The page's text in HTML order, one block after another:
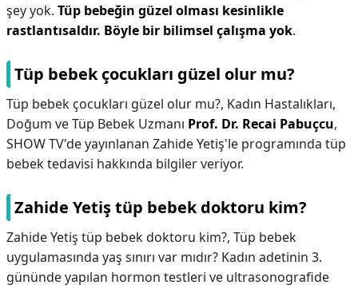
şey yok. Tüp bebeğin güzel olması kesinlikle
rastlantısaldır. Böyle bir bilimsel çalışma yok.
Tüp bebek çocukları güzel olur mu?
Tüp bebek çocukları güzel olur mu?, Kadın Hastalıkları,
Doğum ve Tüp Bebek Uzmanı Prof. Dr. Recai Pabuçcu,
SHOW TV'de yayınlanan Zahide Yetiş'le programında tüp
bebek tedavisi hakkında bilgiler veriyor.
Zahide Yetiş tüp bebek doktoru kim?
Zahide Yetiş tüp bebek doktoru kim?, Tüp bebek
uygulamasında yaş sınırı var mıdır? Kadın adetinin 3.
gününde yapılan hormon testleri ve ultrasonografide